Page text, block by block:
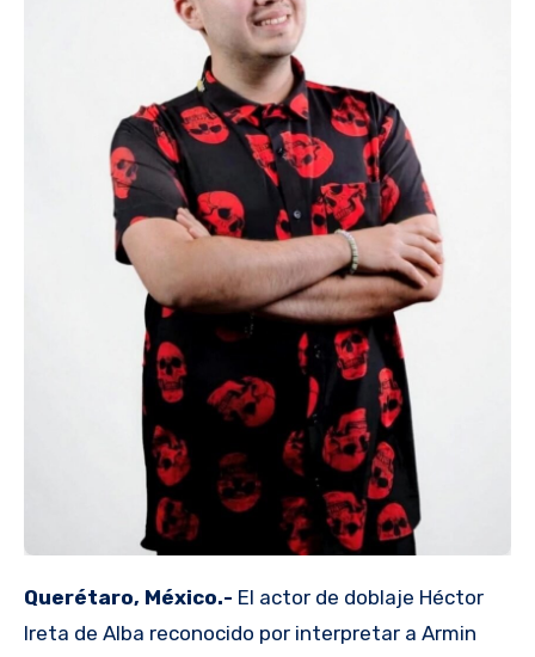
Querétaro, México.- El actor de doblaje Héctor
Ireta de Alba reconocido por interpretar a Armin